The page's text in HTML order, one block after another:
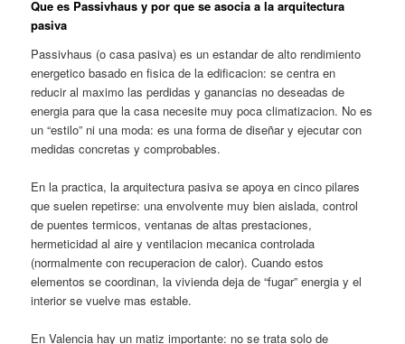
Que es Passivhaus y por que se asocia a la arquitectura
pasiva
Passivhaus (o casa pasiva) es un estandar de alto rendimiento
energetico basado en fisica de la edificacion: se centra en
reducir al maximo las perdidas y ganancias no deseadas de
energia para que la casa necesite muy poca climatizacion. No es
un “estilo” ni una moda: es una forma de diseñar y ejecutar con
medidas concretas y comprobables.
En la practica, la arquitectura pasiva se apoya en cinco pilares
que suelen repetirse: una envolvente muy bien aislada, control
de puentes termicos, ventanas de altas prestaciones,
hermeticidad al aire y ventilacion mecanica controlada
(normalmente con recuperacion de calor). Cuando estos
elementos se coordinan, la vivienda deja de “fugar” energia y el
interior se vuelve mas estable.
En Valencia hay un matiz importante: no se trata solo de